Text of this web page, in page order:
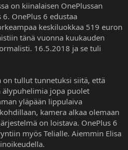
on kiinalaisen OnePlussan
OnePlus 6 edustaa
keskiluokkaa 519 euron
tänä vuonna kuukauden
16.5.2018 ja se tuli
on tullut tunnetuksi siitä, että
jopa puolet
yläpään lippulaiva
kamera alkaa olemaan
on loistava. OnePlus 6
myös Telialle. Aiemmin Elisa